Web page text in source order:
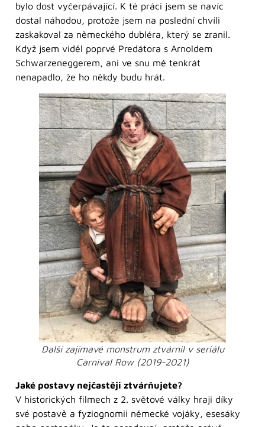
bylo dost vyčerpávající. K té práci jsem se navíc
dostal náhodou, protože jsem na poslední chvíli
zaskakoval za německého dubléra, který se zranil.
Když jsem viděl poprvé Predátora s Arnoldem
Schwarzeneggerem, ani ve snu mě tenkrát
nenapadlo, že ho někdy budu hrát.
Další zajímavé monstrum ztvárnil v seriálu
Carnival Row (2019-2021)
Jaké postavy nejčastěji ztvárňujete?
V historických filmech z 2. světové války hraji díky
své postavě a fyziognomii německé vojáky, esesáky